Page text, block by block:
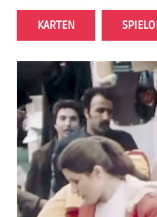
KARTEN